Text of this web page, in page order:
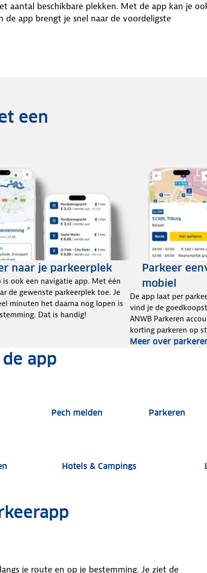
aantal beschikbare plekken. Met de app kan je
app brengt je snel naar de voordeligste
een
naar je parkeerplek
is ook een navigatie app. Met één
de gewenste parkeerplek toe. Je
minuten het daarna nog lopen is
Dat is handig!
Parkeer
mobiel
De app laat per
vind je de
ANWB Parkeren
korting parkeren op
Meer over
app
Pech melden Parkeren
Hotels & Campings
je route en op je bestemming. Je ziet de